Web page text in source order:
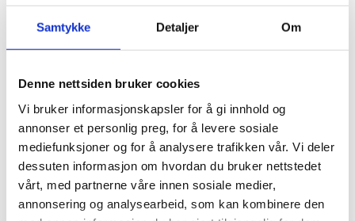
Samtykke Detaljer Om
Denne nettsiden bruker cookies
Vi bruker informasjonskapsler for å gi innhold og
annonser et personlig preg, for å levere sosiale
mediefunksjoner og for å analysere trafikken vår. Vi deler
dessuten informasjon om hvordan du bruker nettstedet
vårt, med partnerne våre innen sosiale medier,
annonsering og analysearbeid, som kan kombinere den
AP
MDG Rødt
Bymiljølista
Støttes ikke av: